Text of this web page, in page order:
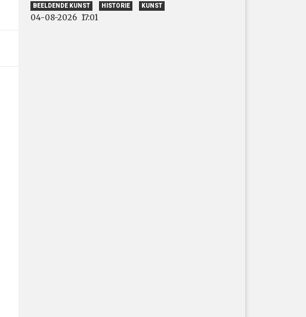
BEELDENDE KUNST HISTORIE KUNST
04-08-2026 17:01